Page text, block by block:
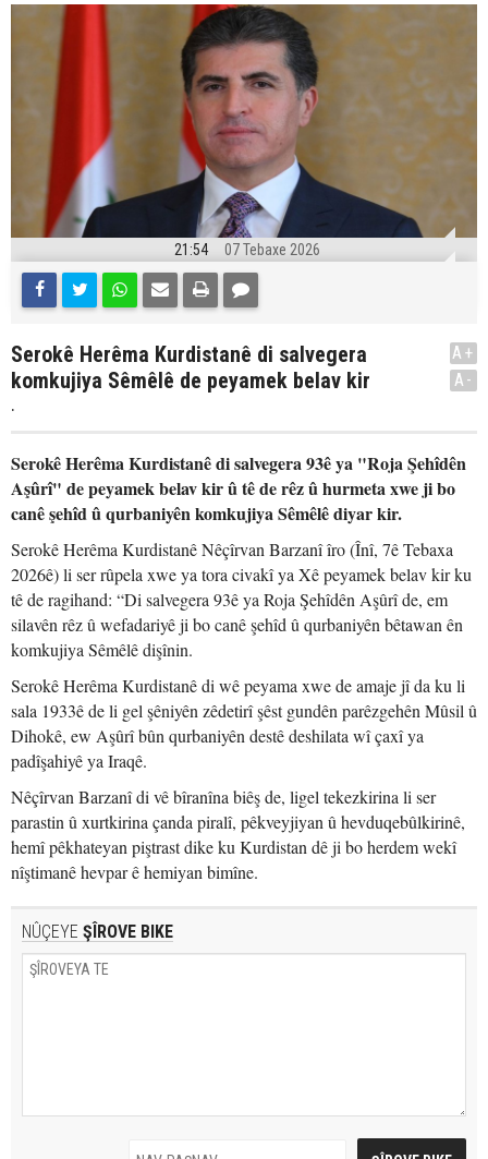
21:54 07 Tebaxe 2026
Serokê Herêma Kurdistanê di salvegera
komkujiya Sêmêlê de peyamek belav kir
.
A+
A-
Serokê Herêma Kurdistanê di salvegera 93ê ya "Roja Şehîdên
Aşûrî" de peyamek belav kir û tê de rêz û hurmeta xwe ji bo
canê şehîd û qurbaniyên komkujiya Sêmêlê diyar kir.
Serokê Herêma Kurdistanê Nêçîrvan Barzanî îro (Înî, 7ê Tebaxa
2026ê) li ser rûpela xwe ya tora civakî ya Xê peyamek belav kir ku
tê de ragihand: “Di salvegera 93ê ya Roja Şehîdên Aşûrî de, em
silavên rêz û wefadariyê ji bo canê şehîd û qurbaniyên bêtawan ên
komkujiya Sêmêlê dişînin.
Serokê Herêma Kurdistanê di wê peyama xwe de amaje jî da ku li
sala 1933ê de li gel şêniyên zêdetirî şêst gundên parêzgehên Mûsil û
Dihokê, ew Aşûrî bûn qurbaniyên destê deshilata wî çaxî ya
padîşahiyê ya Iraqê.
Nêçîrvan Barzanî di vê bîranîna biêş de, ligel tekezkirina li ser
parastin û xurtkirina çanda piralî, pêkveyjiyan û hevduqebûlkirinê,
hemî pêkhateyan piştrast dike ku Kurdistan dê ji bo herdem wekî
nîştimanê hevpar ê hemiyan bimîne.
NÛÇEYE ŞÎROVE BIKE